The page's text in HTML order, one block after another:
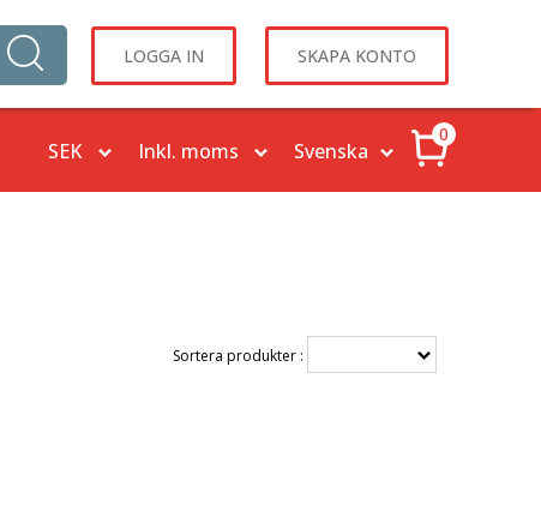
LOGGA IN SKAPA KONTO
0
Sortera produkter :